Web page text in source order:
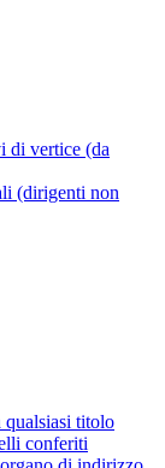
di vertice (da
(dirigenti non
titolo
conferiti